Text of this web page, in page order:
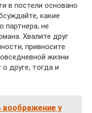
в постели основано
какие
партнера, не
Хвалите друг
привносите
жизни
друге, тогда и
воображение у